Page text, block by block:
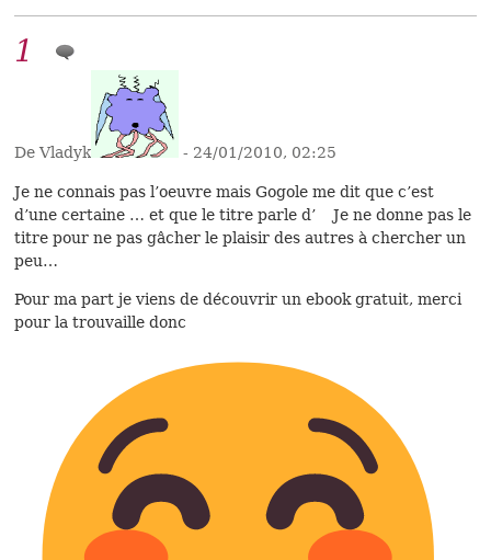
1
De Vladyk - 24/01/2010, 02:25
Je ne connais pas l’oeuvre mais Gogole me dit que c’est
d’une certaine … et que le titre parle d’ Je ne donne pas le
titre pour ne pas gâcher le plaisir des autres à chercher un
peu…
Pour ma part je viens de découvrir un ebook gratuit, merci
pour la trouvaille donc